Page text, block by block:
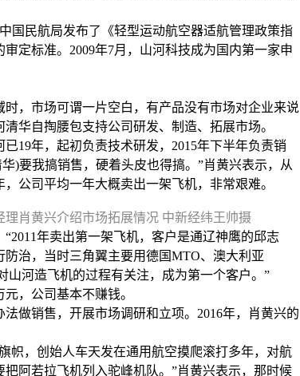
民航局发布了《轻型运动航空器适航管理政策指
定标准。2009年7月，山河科技成为国内第一家申
，市场可谓一片空白，有产品没有市场对企业来说
华自掏腰包支持公司研发、制造、拓展市场。
年，起初负责技术研发，2015年下半年负责销
)要我搞销售，硬着头皮也得搞。”肖黄兴表示，从
公司平均一年大概卖出一架飞机，非常艰难。
肖黄兴介绍市场拓展情况 中新经纬王帅摄
年卖出第一架飞机，客户是通辽神鹰的邱志
治，当时三角翼主要用德国MTO、澳大利亚
山河造飞机的过程有关注，成为第一个客户。”
，公司基本不赚钱。
销售，开展市场调研和立项。2016年，肖黄兴的
，创始人车天发在通用航空摸爬滚打多年，对航
阿若拉飞机列入驼峰机队。”肖黄兴表示，那时候